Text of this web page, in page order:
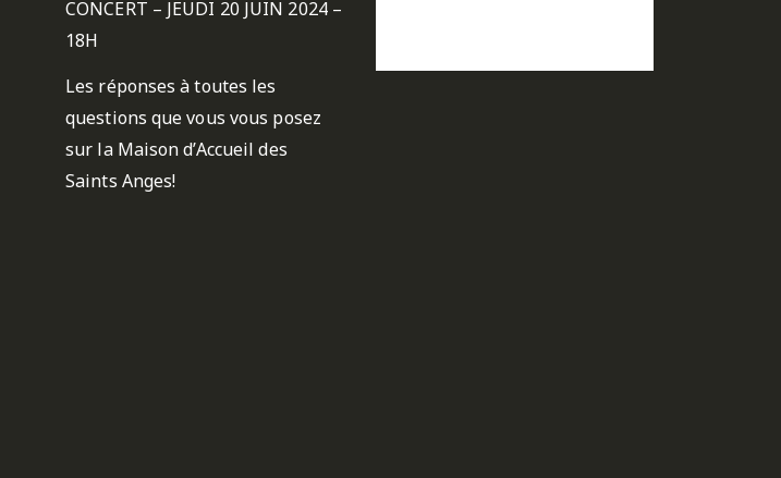
CONCERT – JEUDI 20 JUIN 2024 –
18H
Les réponses à toutes les
questions que vous vous posez
sur la Maison d’Accueil des
Saints Anges!